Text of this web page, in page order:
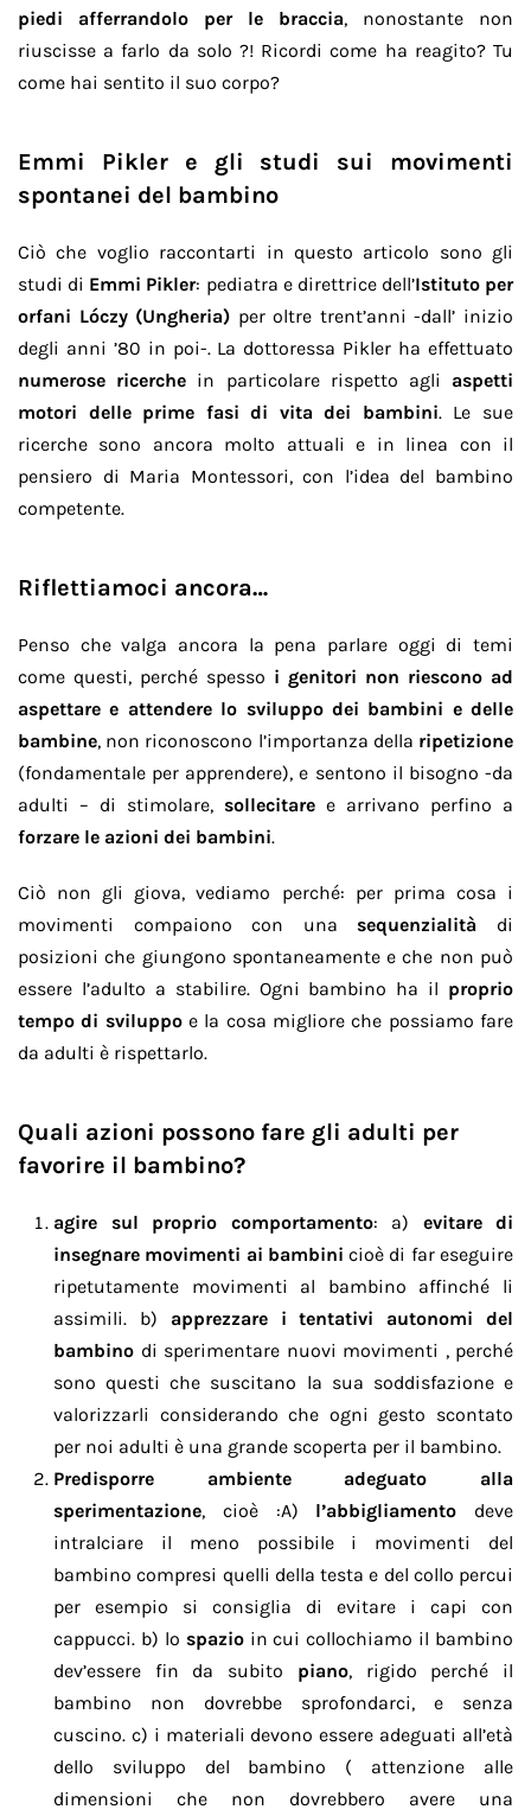
piedi afferrandolo per le braccia, nonostante non
riuscisse a farlo da solo ?! Ricordi come ha reagito? Tu
come hai sentito il suo corpo?
Emmi Pikler e gli studi sui movimenti
spontanei del bambino
Ciò che voglio raccontarti in questo articolo sono gli
studi di Emmi Pikler: pediatra e direttrice dell’Istituto per
orfani Lóczy (Ungheria) per oltre trent’anni -dall’ inizio
degli anni ’80 in poi-. La dottoressa Pikler ha effettuato
numerose ricerche in particolare rispetto agli aspetti
motori delle prime fasi di vita dei bambini. Le sue
ricerche sono ancora molto attuali e in linea con il
pensiero di Maria Montessori, con l’idea del bambino
competente.
Riflettiamoci ancora…
Penso che valga ancora la pena parlare oggi di temi
come questi, perché spesso i genitori non riescono ad
aspettare e attendere lo sviluppo dei bambini e delle
bambine, non riconoscono l’importanza della ripetizione
(fondamentale per apprendere), e sentono il bisogno -da
adulti – di stimolare, sollecitare e arrivano perfino a
forzare le azioni dei bambini.
Ciò non gli giova, vediamo perché: per prima cosa i
movimenti compaiono con una sequenzialità di
posizioni che giungono spontaneamente e che non può
essere l’adulto a stabilire. Ogni bambino ha il proprio
tempo di sviluppoe la cosa migliore che possiamo fare
da adulti è rispettarlo.
Quali azioni possono fare gli adulti per
favorire il bambino?
agire sul proprio comportamento: a) evitare di
insegnare movimenti ai bambini cioè di far eseguire
ripetutamente movimenti al bambino affinché li
assimili. b) apprezzare i tentativi autonomi del
bambino di sperimentare nuovi movimenti , perché
sono questi che suscitano la sua soddisfazione e
valorizzarli considerando che ogni gesto scontato
per noi adulti è una grande scoperta per il bambino.
Predisporre ambiente adeguato alla
sperimentazione, cioè :A) l’abbigliamento deve
intralciare il meno possibile i movimenti del
bambino compresi quelli della testa e del collo percui
per esempio si consiglia di evitare i capi con
cappucci. b) lo spazioin cui collochiamo il bambino
dev’essere fin da subito piano, rigido perché il
bambino non dovrebbe sprofondarci, e senza
cuscino. c) i materiali devono essere adeguati all’età
dello sviluppo del bambino ( attenzione alle
dimensioni che non dovrebbero avere una